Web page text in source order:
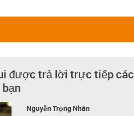
được trả lời trực tiếp các
Nguyễn Trọng Nhân